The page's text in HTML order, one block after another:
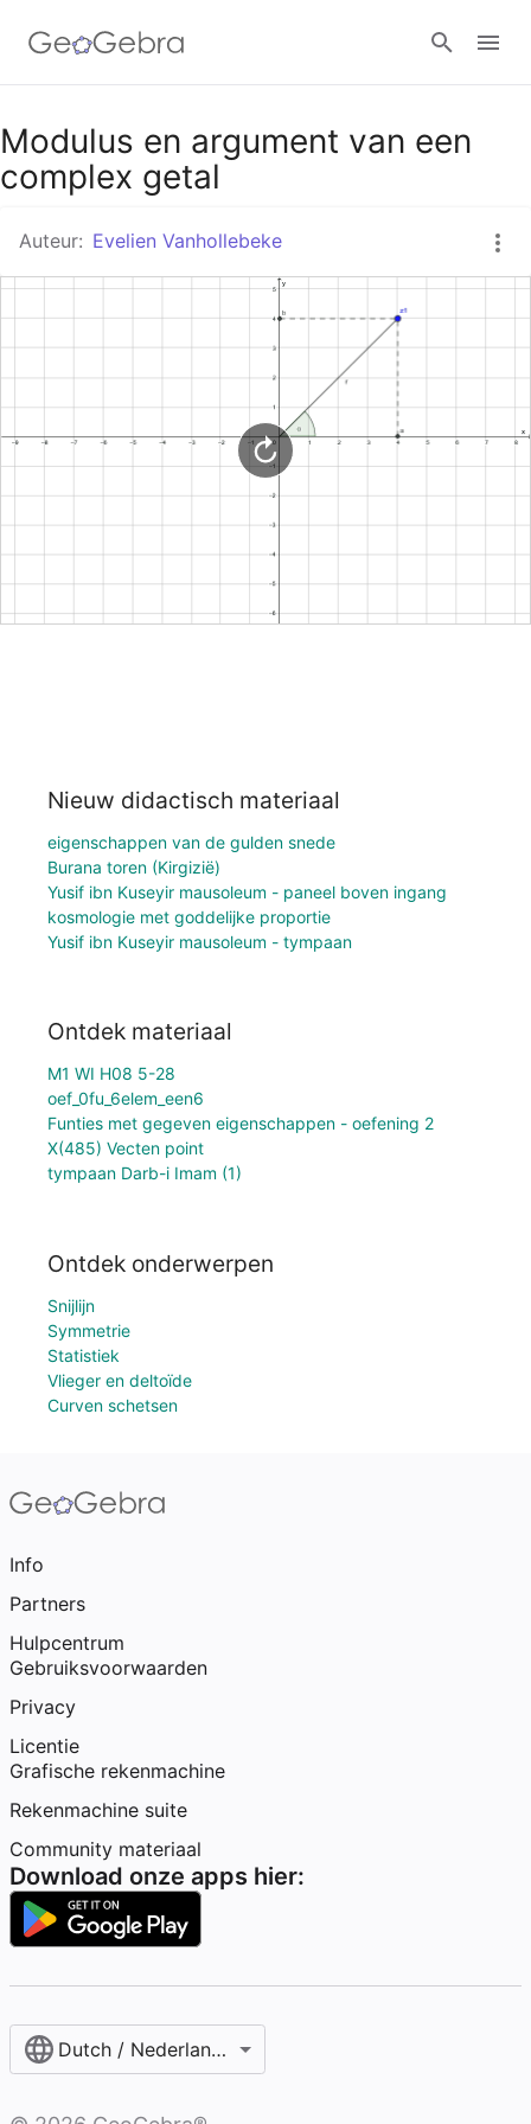
Google Classroom
Modulus en argument van een
complex getal
Auteur: Evelien Vanhollebeke
Nieuw didactisch materiaal
eigenschappen van de gulden snede
Burana toren (Kirgizië)
Yusif ibn Kuseyir mausoleum - paneel boven ingang
kosmologie met goddelijke proportie
Yusif ibn Kuseyir mausoleum - tympaan
Ontdek materiaal
M1 WI H08 5-28
oef_0fu_6elem_een6
Funties met gegeven eigenschappen - oefening 2
X(485) Vecten point
tympaan Darb-i Imam (1)
Ontdek onderwerpen
Snijlijn
Symmetrie
Statistiek
Vlieger en deltoïde
Curven schetsen
Info
Partners
Hulpcentrum
Gebruiksvoorwaarden
Privacy
Licentie
Grafische rekenmachine
Rekenmachine suite
Community materiaal
Download onze apps hier:
Dutch / Nederlands‎ (België)‎